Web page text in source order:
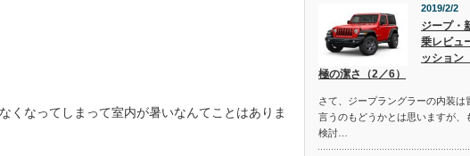
くなってしまって室内が暑いなんてことはありま
2019/2/2
ジープ・
乗レビュ
ッショ
極の潔さ（2／6）
さて、ジープラングラーの内装は
言うのもどうかとは思いますが、
検討…